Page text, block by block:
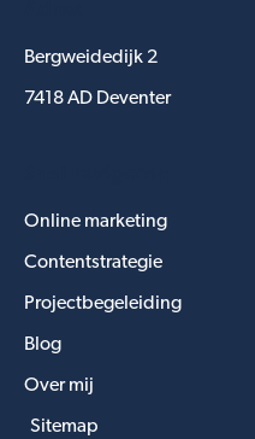
Bergweidedijk 2
7418 AD Deventer
Online marketing
Contentstrategie
Projectbegeleiding
Blog
Over mij
Sitemap